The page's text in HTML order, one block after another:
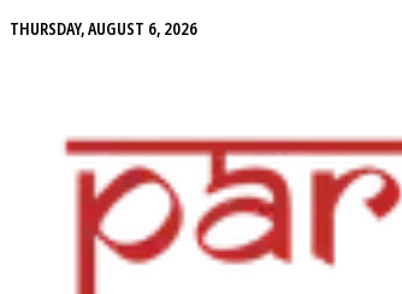
THURSDAY, AUGUST 6, 2026